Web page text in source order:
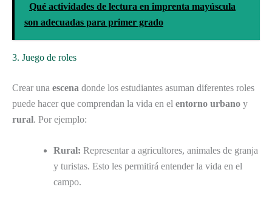
Qué actividades de lectura en imprenta mayúscula
son adecuadas para primer grado
3. Juego de roles
Crear una escena donde los estudiantes asuman diferentes roles
puede hacer que comprendan la vida en el entorno urbano y
rural. Por ejemplo:
Rural: Representar a agricultores, animales de granja
y turistas. Esto les permitirá entender la vida en el
campo.